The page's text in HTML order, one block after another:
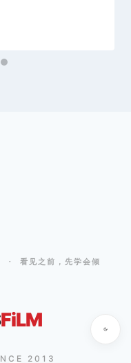
看见之前，先学会倾
FiLM
2013